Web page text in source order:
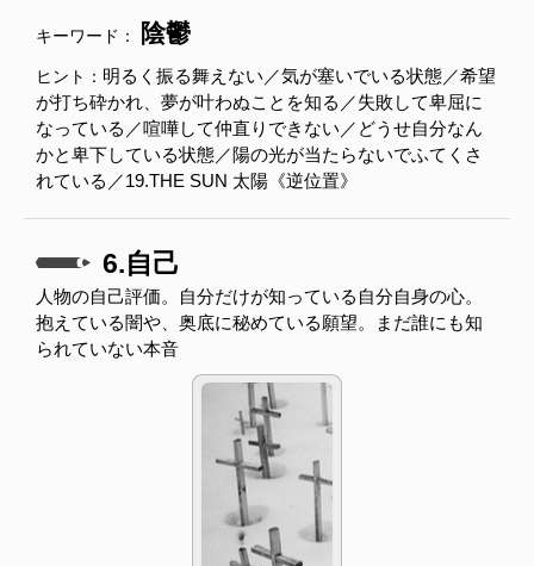
キーワード： 陰鬱
ヒント： 明るく振る舞えない／気が塞いでいる状態／希望
が打ち砕かれ、夢が叶わぬことを知る／失敗して卑屈に
なっている／喧嘩して仲直りできない／どうせ自分なん
かと卑下している状態／陽の光が当たらないでふてくさ
れている／19.THE SUN 太陽《逆位置》
6.自己
人物の自己評価。自分だけが知っている自分自身の心。
抱えている闇や、奥底に秘めている願望。まだ誰にも知
られていない本音